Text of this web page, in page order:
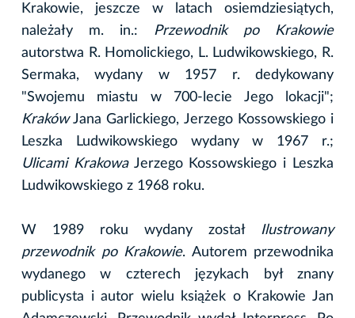
Krakowie, jeszcze w latach osiemdziesiątych,
należały m. in.:
Przewodnik po Krakowie
autorstwa R. Homolickiego, L. Ludwikowskiego, R.
Sermaka, wydany w 1957 r. dedykowany
"Swojemu miastu w 700-lecie Jego lokacji";
KrakówJana Garlickiego, Jerzego Kossowskiego i
Leszka Ludwikowskiego wydany w 1967 r.;
Ulicami KrakowaJerzego Kossowskiego i Leszka
Ludwikowskiego z 1968 roku.
W 1989 roku wydany został
Ilustrowany
przewodnik po Krakowie. Autorem przewodnika
wydanego w czterech językach był znany
publicysta i autor wielu książek o Krakowie Jan